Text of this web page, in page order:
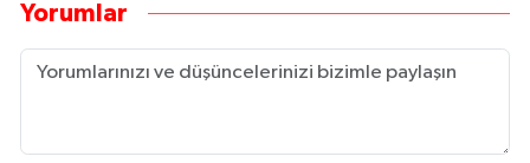
Yorumlar